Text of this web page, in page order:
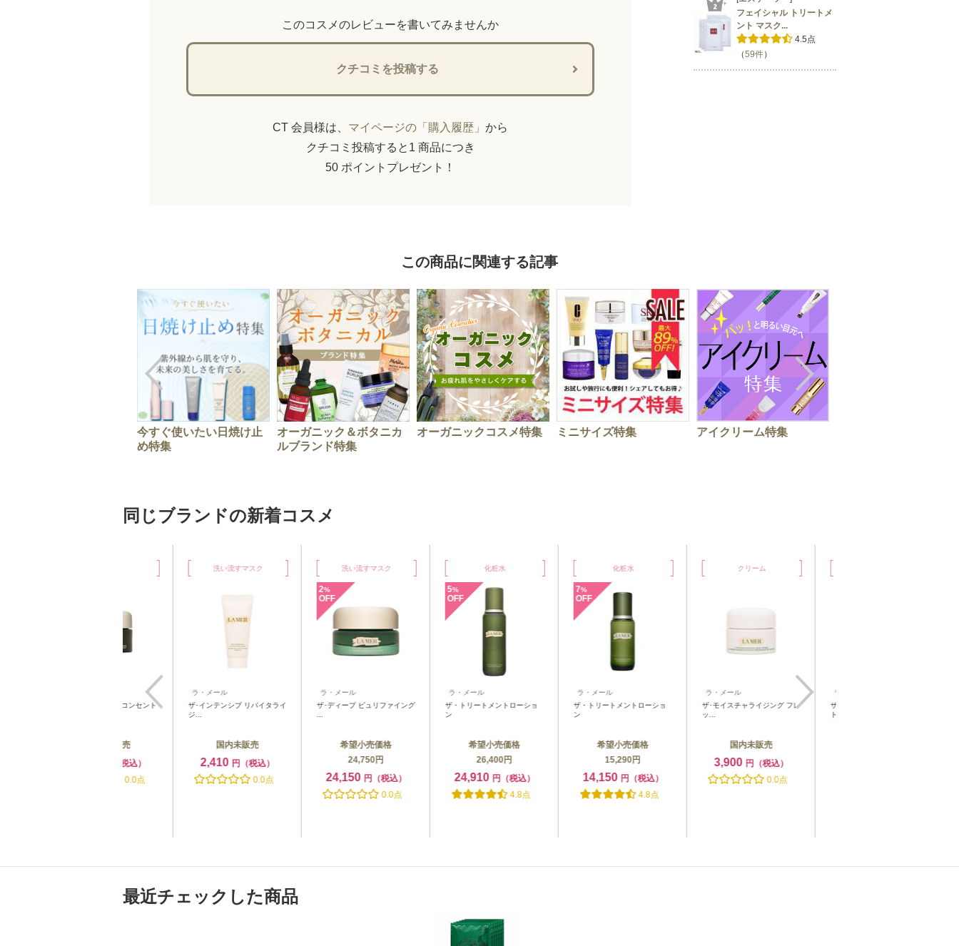
このコスメのレビューを書いてみませんか
クチコミを投稿する
CT 会員様は、 マイページの「購入履歴」 から
クチコミ投稿すると1 商品につき
50 ポイントプレゼント！
フェイシャル トリートメ
ント マスク...
4.5点
（59件）
この商品に関連する記事
今すぐ使いたい日焼け止
め特集
オーガニック＆ボタニカ
ルブランド特集
オーガニックコスメ特集 ミニサイズ特集 アイクリーム特集
同じブランドの新着コスメ
ザ・ナイト リペア コンセント
円（税込）
0.0点
洗い流すマスク
ラ・メール
ザ･インテンシブ リバイタライ
国内未販売
2,410円（税込）
0.0点
洗い流すマスク
OFF
ラ・メール
ザ･ディープ ピュリファイング
希望小売価格
24,750円
24,150円（税込）
0.0点
化粧水
OFF
ラ・メール
ザ・トリートメントローショ
希望小売価格
26,400円
24,910円（税込）
4.8点
化粧水
OFF
ラ・メール
ザ・トリートメントローショ
希望小売価格
15,290円
14,150円（税込）
4.8点
クリーム
ラ・メール
ザ･モイスチャライジング フレ
国内未販売
3,900円（税込）
0.0点
ラ・メール
ザ･モイスチャライジング ナイ
最近チェックした商品